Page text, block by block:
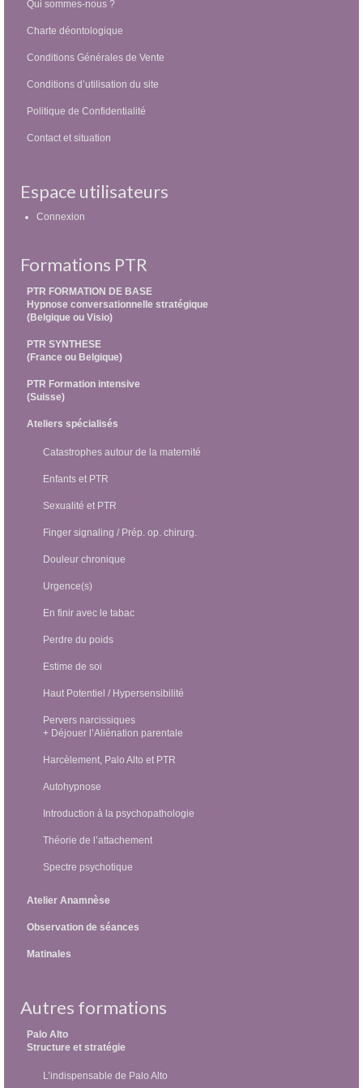
Qui sommes-nous ?
Charte déontologique
Conditions Générales de Vente
Conditions d’utilisation du site
Politique de Confidentialité
Contact et situation
Espace utilisateurs
Connexion
Formations PTR
PTR FORMATION DE BASE
Hypnose conversationnelle stratégique
(Belgique ou Visio)
PTR SYNTHESE
(France ou Belgique)
PTR Formation intensive
(Suisse)
Ateliers spécialisés
Catastrophes autour de la maternité
Enfants et PTR
Sexualité et PTR
Finger signaling / Prép. op. chirurg.
Douleur chronique
Urgence(s)
En finir avec le tabac
Perdre du poids
Estime de soi
Haut Potentiel / Hypersensibilité
Pervers narcissiques
+ Déjouer l’Aliénation parentale
Harcèlement, Palo Alto et PTR
Autohypnose
Introduction à la psychopathologie
Théorie de l’attachement
Spectre psychotique
Atelier Anamnèse
Observation de séances
Matinales
Autres formations
Palo Alto
Structure et stratégie
L’indispensable de Palo Alto